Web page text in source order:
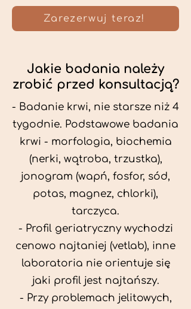
Zarezerwuj teraz!
Jakie badania należy
zrobić przed konsultacją?
- Badanie krwi, nie starsze niż 4
tygodnie. Podstawowe badania
krwi - morfologia, biochemia
(nerki, wątroba, trzustka),
jonogram (wapń, fosfor, sód,
potas, magnez, chlorki),
tarczyca.
- Profil geriatryczny wychodzi
cenowo najtaniej (vetlab), inne
laboratoria nie orientuje się
jaki profil jest najtańszy.
- Przy problemach jelitowych,